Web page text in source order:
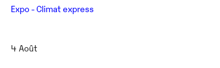
Expo - Climat express
4 Août